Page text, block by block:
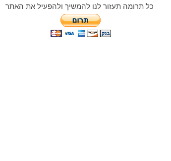
כל תרומה תעזור לנו להמשיך ולהפעיל את האתר